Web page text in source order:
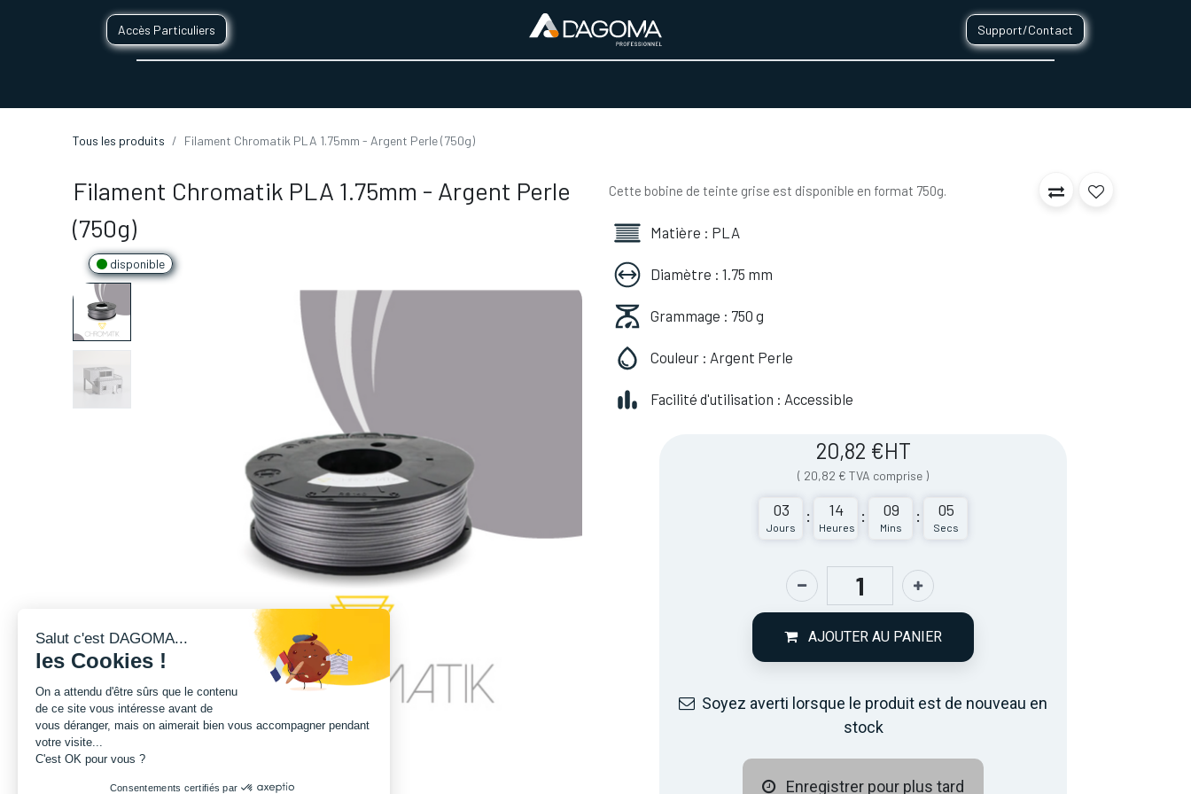
Accès Particuliers Support/Contact
Tous les produits Filament Chromatik PLA 1.75mm - Argent Perle (750g)
Filament Chromatik PLA 1.75mm - Argent Perle
(750g)
disponible
Cette bobine de teinte grise est disponible en format 750g.
Matière : PLA
Diamètre : 1.75 mm
Grammage : 750 g
Couleur : Argent Perle
Facilité d'utilisation : Accessible
20,82 €HT
( 20,82 € TVA comprise )
03
Jours
: 14
Heures
: 09
Mins
: 05
Secs
AJOUTER AU PANIER
Soyez averti lorsque le produit est de nouveau en
stock
Enregistrer pour plus tard
Salut c'est DAGOMA...
les Cookies !
On a attendu d'être sûrs que le contenu
de ce site vous intéresse avant de
vous déranger, mais on aimerait bien vous accompagner pendant
votre visite...
C'est OK pour vous ?
Consentements certifiés par